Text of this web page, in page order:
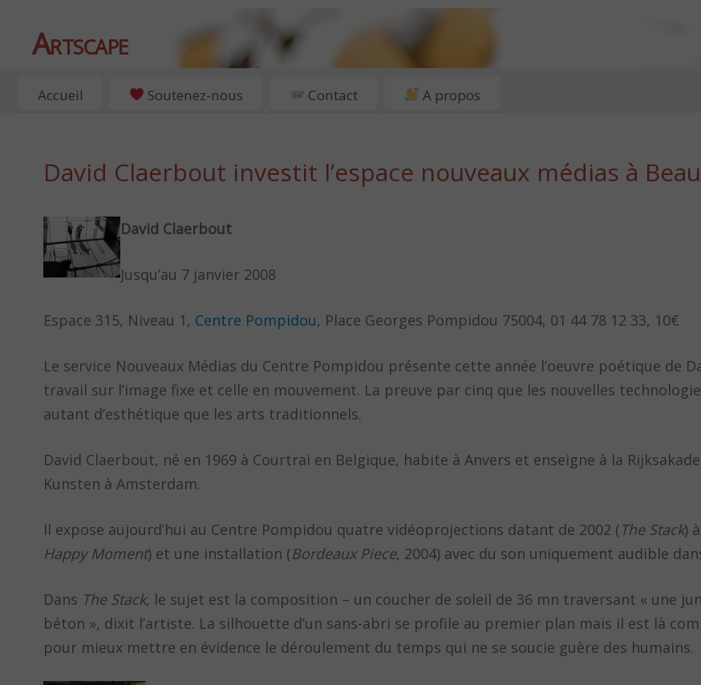
Artscape
EXPOSITIONS, ART ET CULTURE À PARIS
Accueil Soutenez-nous Contact A propos
David Claerbout investit l’espace nouveaux médias à
David Claerbout
Jusqu’au 7 janvier 2008
Espace 315, Niveau 1, Centre Pompidou, Place Georges Pompidou 75004, 01 44 78 12 33, 10€
Le service Nouveaux Médias du Centre Pompidou présente cette année l’oeuvre poétique de
travail sur l’image fixe et celle en mouvement. La preuve par cinq que les nouvelles
autant d’esthétique que les arts traditionnels.
David Claerbout, né en 1969 à Courtrai en Belgique, habite à Anvers et enseigne à la
Kunsten à Amsterdam.
Il expose aujourd’hui au Centre Pompidou quatre vidéoprojections datant de 2002 (The Stack)
Happy Moment) et une installation (Bordeaux Piece, 2004) avec du son uniquement audible
Dans The Stack, le sujet est la composition – un coucher de soleil de 36 mn traversant « une
béton », dixit l’artiste. La silhouette d’un sans-abri se profile au premier plan mais il est là
pour mieux mettre en évidence le déroulement du temps qui ne se soucie guère des humains.